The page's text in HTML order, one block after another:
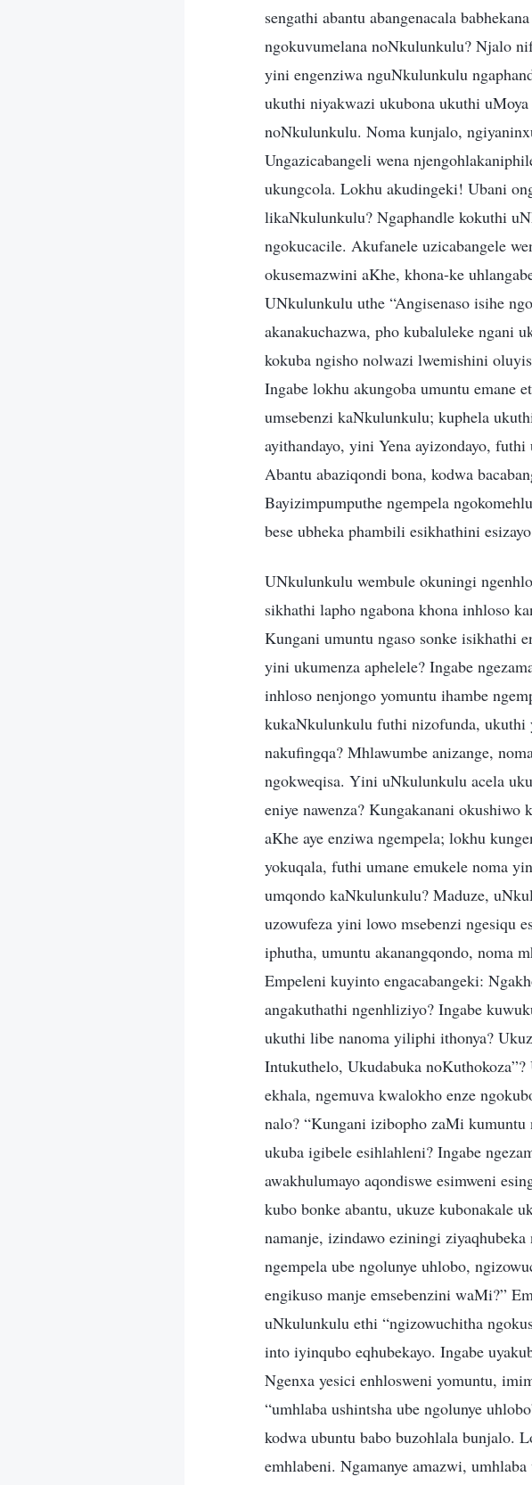
sengathi abantu abangenacala
ngokuvumelana noNkulunkulu? Njalo
yini engenziwa nguNkulunkulu
ukuthi niyakwazi ukubona ukuthi
noNkulunkulu. Noma kunjalo,
Ungazicabangeli wena
ukungcola. Lokhu akudingeki! Ubani
likaNkulunkulu? Ngaphandle kokuthi
ngokucacile. Akufanele uzicabangele
okusemazwini aKhe, khona-ke
UNkulunkulu uthe “Angisenaso isihe
akanakuchazwa, pho kubaluleke ngani
kokuba ngisho nolwazi lwemishini
Ingabe lokhu akungoba umuntu emane
umsebenzi kaNkulunkulu; kuphela
ayithandayo, yini Yena ayizondayo,
Abantu abaziqondi bona, kodwa
Bayizimpumputhe ngempela
bese ubheka phambili esikhathini
UNkulunkulu wembule okuningi
sikhathi lapho ngabona khona inhloso
Kungani umuntu ngaso sonke isikhathi
yini ukumenza aphelele? Ingabe
inhloso nenjongo yomuntu ihambe
kukaNkulunkulu futhi nizofunda, ukuthi
nakufingqa? Mhlawumbe anizange,
ngokweqisa. Yini uNkulunkulu acela
eniye nawenza? Kungakanani
aKhe aye enziwa ngempela; lokhu
yokuqala, futhi umane emukele noma
umqondo kaNkulunkulu? Maduze,
uzowufeza yini lowo msebenzi ngesiqu
iphutha, umuntu akanangqondo, noma
Empeleni kuyinto engacabangeki:
angakuthathi ngenhliziyo? Ingabe
ukuthi libe nanoma yiliphi ithonya?
Intukuthelo, Ukudabuka
ekhala, ngemuva kwalokho enze
nalo? “Kungani izibopho zaMi
ukuba igibele esihlahleni? Ingabe
awakhulumayo aqondiswe esimweni
kubo bonke abantu, ukuze kubonakale
namanje, izindawo eziningi
ngempela ube ngolunye uhlobo,
engikuso manje emsebenzini waMi?”
uNkulunkulu ethi “ngizowuchitha
into iyinqubo eqhubekayo. Ingabe
Ngenxa yesici enhlosweni yomuntu,
“umhlaba ushintsha ube ngolunye
kodwa ubuntu babo buzohlala bunjalo.
emhlabeni. Ngamanye amazwi,